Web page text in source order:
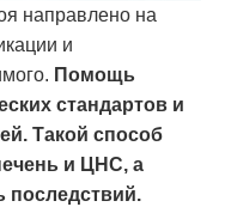
направлено на
и
Помощь
стандартов и
Такой способ
и ЦНС, а
последствий.